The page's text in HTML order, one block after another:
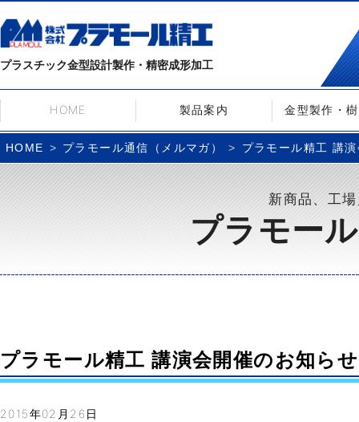
プラスチック金型設計製作・精密成形加工
HOME 製品案内 金型製作・
HOME プラモール通信（メルマガ） プラモール精工 講
新商品、工
プラモー
プラモール精工 講演会開催のお知ら
2015年02月26日